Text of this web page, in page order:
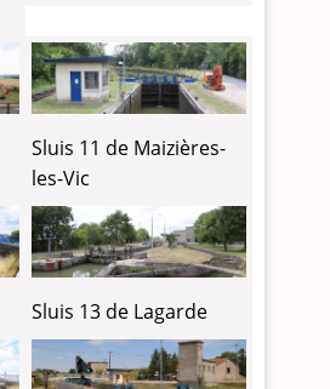
Sluis 11 de Maizières-
les-Vic
Sluis 13 de Lagarde